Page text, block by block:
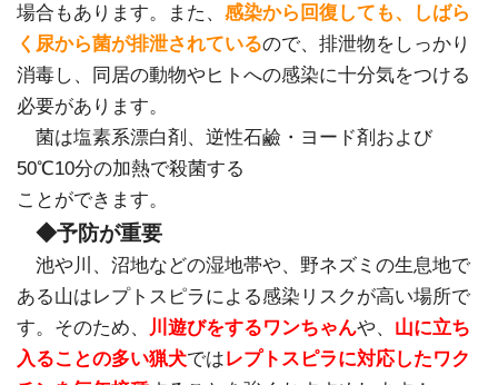
場合もあります。また、 感染から回復しても、しばら
く尿から菌が排泄されているので、排泄物をしっかり
消毒し、同居の動物やヒトへの感染に十分気をつける
必要があります。
菌は塩素系漂白剤、逆性石鹼・ヨード剤および
50℃10分の加熱で殺菌する
ことができます。
◆予防が重要
池や川、沼地などの湿地帯や、野ネズミの生息地で
ある山はレプトスピラによる感染リスクが高い場所で
す。そのため、
川遊びをするワンちゃんや、 山に立ち
入ることの多い猟犬ではレプトスピラに対応したワク